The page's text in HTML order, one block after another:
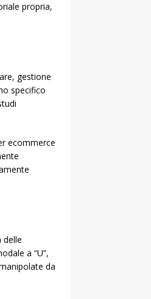
propria,
gestione
specifico
ecommerce
delle
a “U”,
da